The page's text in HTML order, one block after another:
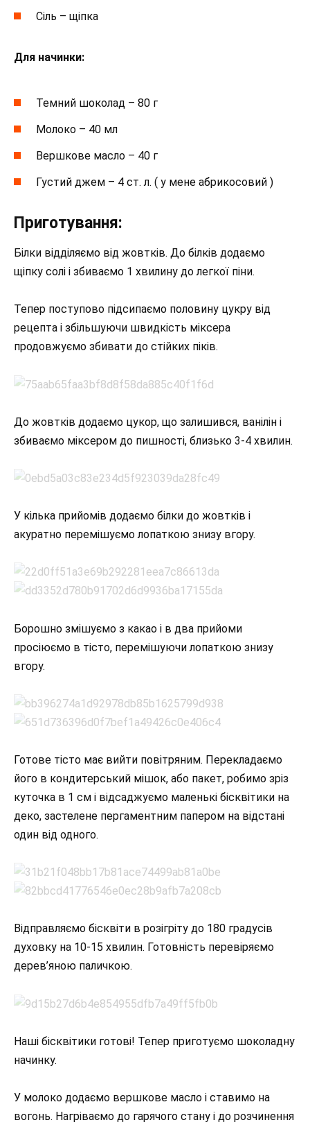
Сіль – щіпка
Для начинки:
Темний шоколад – 80 г
Молоко – 40 мл
Вершкове масло – 40 г
Густий джем – 4 ст. л. ( у мене абрикосовий )
Приготування:
Білки відділяємо від жовтків. До білків додаємо
щіпку солі і збиваємо 1 хвилину до легкої піни.
Тепер поступово підсипаємо половину цукру від
рецепта і збільшуючи швидкість міксера
продовжуємо збивати до стійких піків.
До жовтків додаємо цукор, що залишився, ванілін і
збиваємо міксером до пишності, близько 3-4 хвилин.
У кілька прийомів додаємо білки до жовтків і
акуратно перемішуємо лопаткою знизу вгору.
Борошно змішуємо з какао і в два прийоми
просіюємо в тісто, перемішуючи лопаткою знизу
вгору.
Готове тісто має вийти повітряним. Перекладаємо
його в кондитерський мішок, або пакет, робимо зріз
куточка в 1 см і відсаджуємо маленькі бісквітики на
деко, застелене пергаментним папером на відстані
один від одного.
Відправляємо бісквіти в розігріту до 180 градусів
духовку на 10-15 хвилин. Готовність перевіряємо
дерев’яною паличкою.
Наші бісквітики готові! Тепер приготуємо шоколадну
начинку.
У молоко додаємо вершкове масло і ставимо на
вогонь. Нагріваємо до гарячого стану і до розчинення